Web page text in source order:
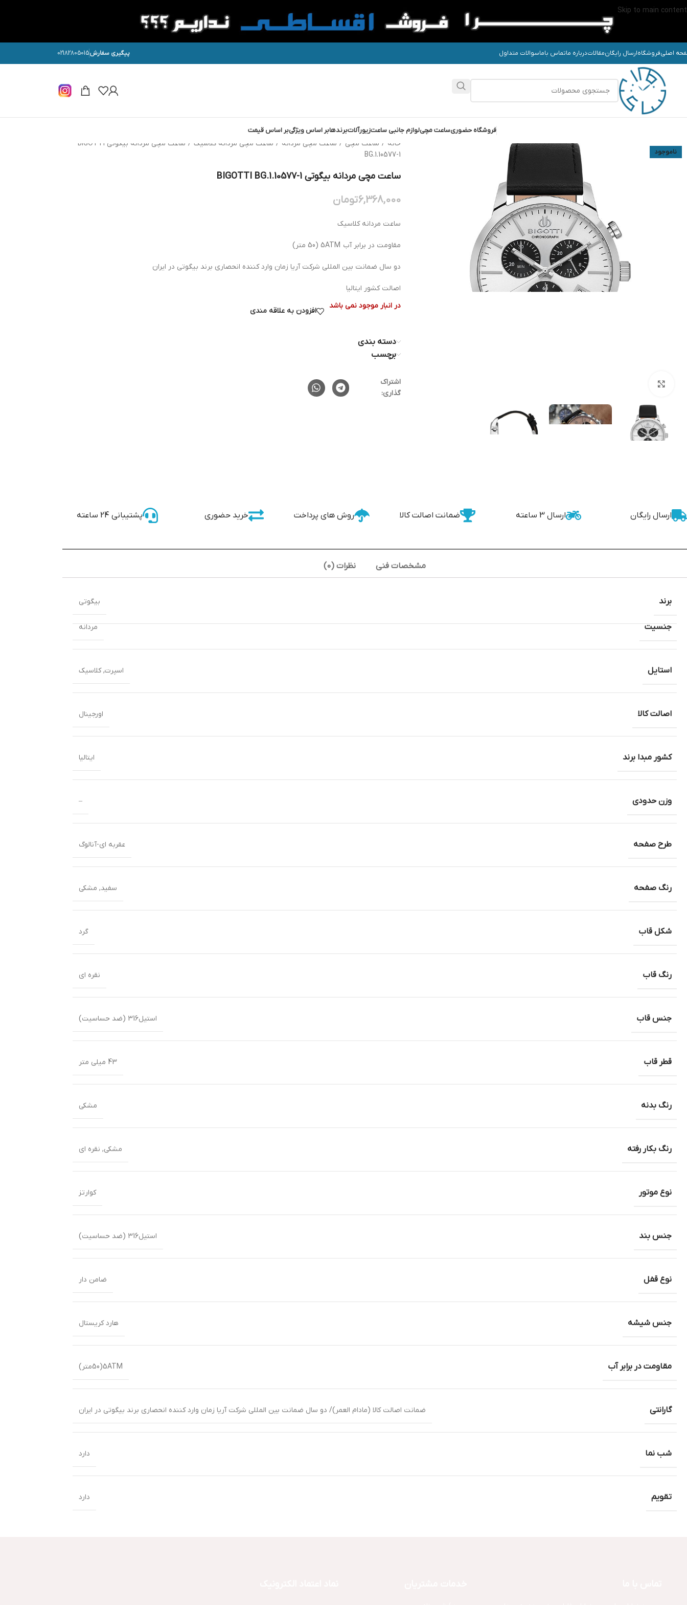
Skip to main content
اصلیفروشگاهارسال رایگانمقالاتدرباره ماتماس باماسوالات متداول پیگیری سفارش02182805015
فروشگاه حضوریساعت مچیلوازم جانبی ساعتزیورآلاتبرندهابر اساس ویژگیبر اساس قیمت
ناموجود
خانه / ساعت مچی / ساعت مچی مردانه / ساعت مچی مردانه کلاسیک /
ساعت مچی مردانه بیگوتی BIGOTTI
BG.1.10577-1
ساعت مچی مردانه بیگوتی BIGOTTI BG.1.10577-1
6,368,000تومان
ساعت مردانه کلاسیک
مقاومت در برابر آب 5ATM (50 متر)
دو سال ضمانت بین المللی شرکت آریا زمان وارد کننده انحصاری برند بیگوتی در ایران
اصالت کشور ایتالیا
در انبار موجود نمی باشد
افزودن به علاقه مندی
دسته بندی
برچسب
اشتراک
گذاری:
ارسال رایگان ارسال 3 ساعته ضمانت اصالت کالا روش های پرداخت خرید حضوری پشتیبانی 24 ساعته
مشخصات فنی نظرات (0)
جنسیت مردانه
استایل اسپرت,کلاسیک
اصالت کالا اورجینال
کشور مبدا برند ایتالیا
وزن حدودی –
طرح صفحه عقربه ای-آنالوگ
رنگ صفحه سفید, مشکی
شکل قاب گرد
رنگ قاب نقره ای
جنس قاب استیل316 (ضد حساسیت)
قطر قاب 43 میلی متر
رنگ بدنه مشکی
رنگ بکار رفته مشکی, نقره ای
نوع موتور کوارتز
جنس بند استیل316 (ضد حساسیت)
نوع قفل ضامن دار
جنس شیشه هارد کریستال
مقاومت در برابر آب 5ATM(50متر)
گارانتی ضمانت اصالت کالا (مادام العمر)/ دو سال ضمانت بین المللی شرکت آریا زمان وارد کننده انحصاری برند بیگوتی در ایران
شب نما دارد
تقویم دارد
برند بیگوتی